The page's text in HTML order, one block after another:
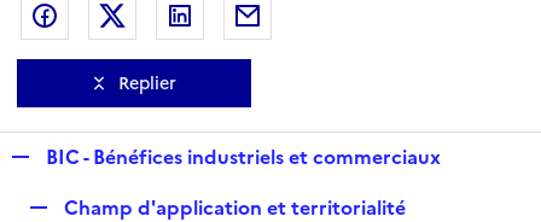
Partager sur Facebook
Partager sur Twitter
Partager sur LinkedIn
Replier
p
BIC - Bénéfices industriels et commerciaux
Champ d'application et territorialité